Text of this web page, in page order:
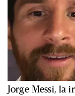
Jorge Messi, la